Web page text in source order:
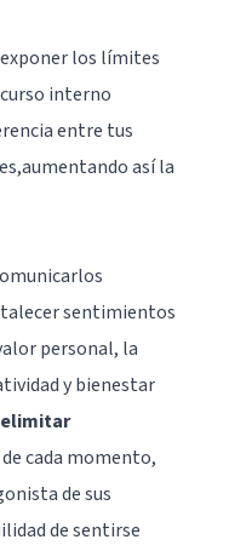
los límites
interno
entre tus
así la
sentimientos
personal, la
y bienestar
de cada momento,
de sus
de sentirse